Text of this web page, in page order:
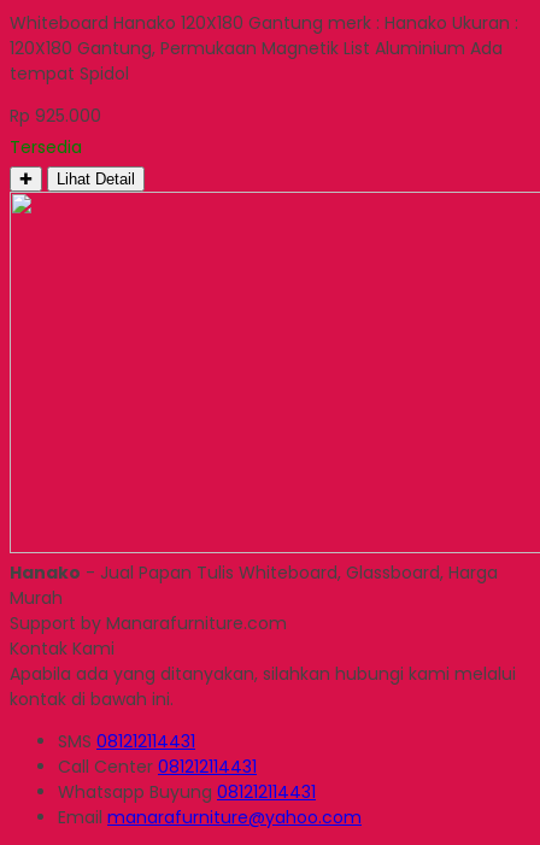
Whiteboard Hanako 120X180 Gantung merk : Hanako Ukuran :
120X180 Gantung, Permukaan Magnetik List Aluminium Ada
tempat Spidol
Rp 925.000
Tersedia
✚ Lihat Detail
Hanako - Jual Papan Tulis Whiteboard, Glassboard, Harga
Murah
Support by Manarafurniture.com
Kontak Kami
Apabila ada yang ditanyakan, silahkan hubungi kami melalui
kontak di bawah ini.
SMS 081212114431
Call Center 081212114431
Whatsapp Buyung 081212114431
Email manarafurniture@yahoo.com